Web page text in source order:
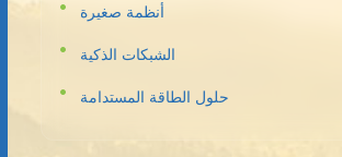
أنظمة صغيرة
الشبكات الذكية
حلول الطاقة المستدامة